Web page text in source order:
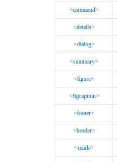
<command>
<details>
<dialog>
<summary>
<figure>
<figcaption>
<footer>
<header>
<mark>